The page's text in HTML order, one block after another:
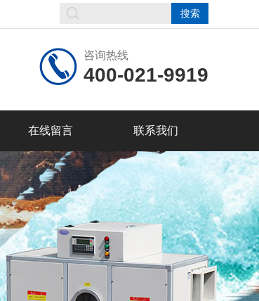
咨询热线
400-021-9919
在线留言 联系我们